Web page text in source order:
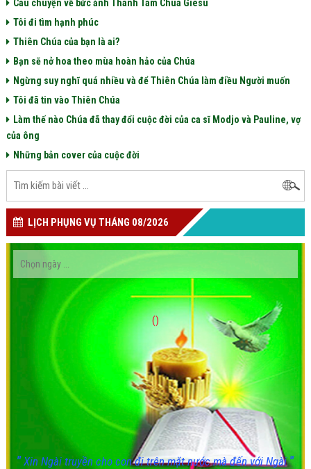
Câu chuyện về bức ảnh Thánh Tâm Chúa Giêsu
Tôi đi tìm hạnh phúc
Thiên Chúa của bạn là ai?
Bạn sẽ nở hoa theo mùa hoàn hảo của Chúa
Ngừng suy nghĩ quá nhiều và để Thiên Chúa làm điều Người muốn
Tôi đã tin vào Thiên Chúa
Làm thế nào Chúa đã thay đổi cuộc đời của ca sĩ Modjo và Pauline, vợ
của ông
Những bản cover của cuộc đời
LỊCH PHỤNG VỤ THÁNG 08/2026
()
"Xin Ngài truyền cho con đi trên mặt nước mà đến với Ngài"